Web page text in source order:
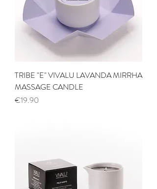
TRIBE "E" VIVALU LAVANDA MIRRHA
MASSAGE CANDLE
Price
€19.90